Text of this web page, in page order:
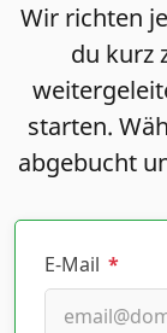
Wir richten
du kurz
starten.
abgebucht
E-Mail *